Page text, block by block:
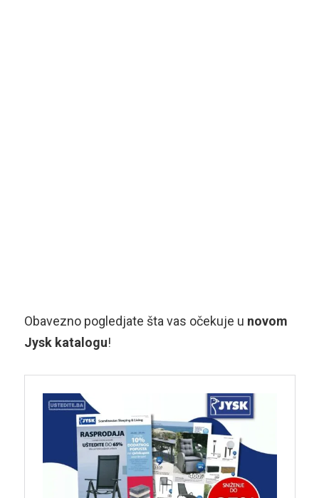
Obavezno pogledjate šta vas očekuje u novom
Jysk katalogu!